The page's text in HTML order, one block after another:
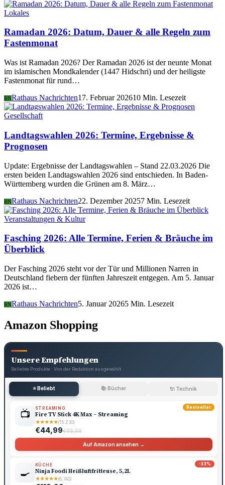
Lokales
Ramadan 2026: Datum, Dauer & alle Regeln zum
Fastenmonat
Was ist Ramadan 2026? Der Ramadan 2026 ist der neunte Monat
im islamischen Mondkalender (1447 Hidschri) und der heiligste
Fastenmonat für rund…
RNRathaus Nachrichten17. Februar 202610 Min. Lesezeit
Gesellschaft
Landtagswahlen 2026: Termine, Ergebnisse &
Prognosen
Update: Ergebnisse der Landtagswahlen – Stand 22.03.2026 Die
ersten beiden Landtagswahlen 2026 sind entschieden. In Baden-
Württemberg wurden die Grünen am 8. März…
RNRathaus Nachrichten22. Dezember 20257 Min. Lesezeit
Veranstaltungen & Kultur
Fasching 2026: Alle Termine, Ferien & Bräuche im
Überblick
Der Fasching 2026 steht vor der Tür und Millionen Narren in
Deutschland fiebern der fünften Jahreszeit entgegen. Am 5. Januar
2026 ist…
RNRathaus Nachrichten5. Januar 20265 Min. Lesezeit
Amazon Shopping
Unsere Empfehlungen
Beliebte Produkte · Von der Redaktion ausgewählt
⭐ Beliebt 📚 Bücher 🔌 Technik
Bestseller
📺 STREAMING
Fire TV Stick 4K Max – Streaming
★★★★★(15.230)
€44,99€69,99
Auf Amazon ansehen →
-33%
🍳
KÜCHE
Ninja Foodi Heißluftfritteuse, 5,2L
★★★★★(8.740)